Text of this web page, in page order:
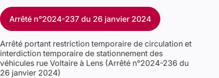
Arrêté n°2024-237 du 26 janvier 2024
Arrêté portant restriction temporaire de circulation et
interdiction temporaire de stationnement des
véhicules rue Voltaire à Lens (Arrêté n°2024-236 du
26 janvier 2024)